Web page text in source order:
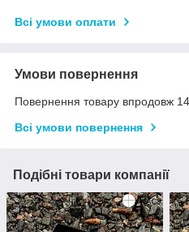
Всі умови оплати
Умови повернення
Повернення товару впродовж
Всі умови повернення
Подібні товари компанії